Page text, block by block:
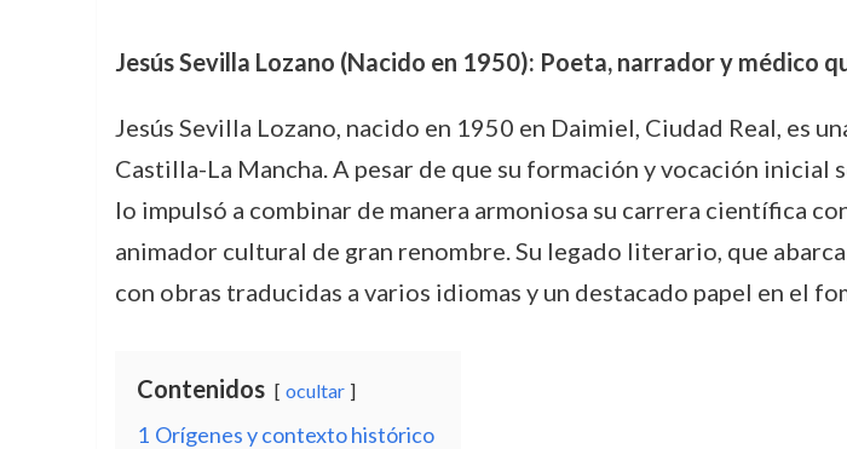
Jesús Sevilla Lozano (Nacido en 1950): Poeta, narrador y médico
Jesús Sevilla Lozano, nacido en 1950 en Daimiel, Ciudad Real, es
Castilla-La Mancha. A pesar de que su formación y vocación
lo impulsó a combinar de manera armoniosa su carrera científica
animador cultural de gran renombre. Su legado literario, que
con obras traducidas a varios idiomas y un destacado papel en el
Contenidos ocultar
1 Orígenes y contexto histórico